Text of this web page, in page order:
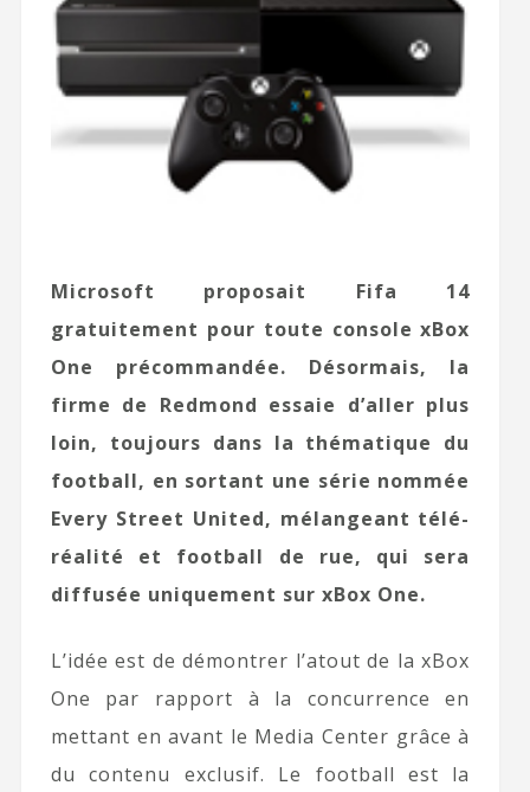
Microsoft proposait Fifa 14
gratuitement pour toute console xBox
One précommandée. Désormais, la
firme de Redmond essaie d’aller plus
loin, toujours dans la thématique du
football, en sortant une série nommée
Every Street United, mélangeant télé-
réalité et football de rue, qui sera
diffusée uniquement sur xBox One.
L’idée est de démontrer l’atout de la xBox
One par rapport à la concurrence en
mettant en avant le Media Center grâce à
du contenu exclusif. Le football est la